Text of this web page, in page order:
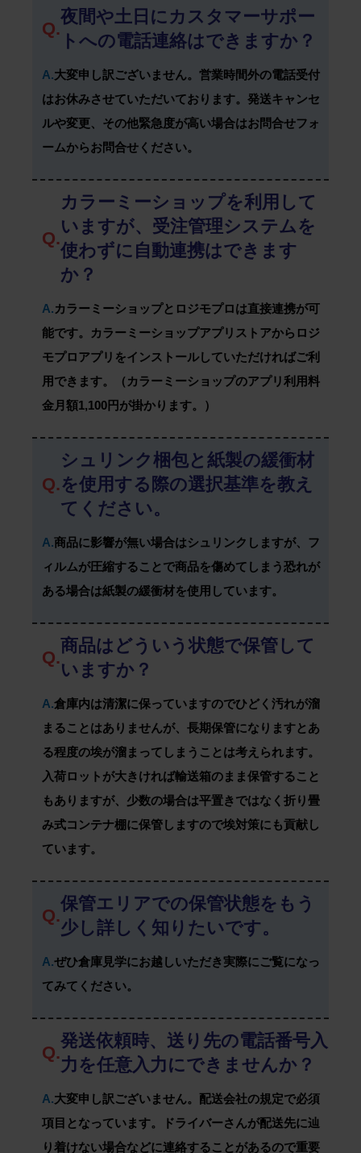
Q.
夜間や土日にカスタマーサポー
トへの電話連絡はできますか？
A.大変申し訳ございません。営業時間外の電話受付
はお休みさせていただいております。発送キャンセ
ルや変更、その他緊急度が高い場合はお問合せフォ
ームからお問合せください。
Q.
カラーミーショップを利用して
いますが、受注管理システムを
使わずに自動連携はできます
か？
A.カラーミーショップとロジモプロは直接連携が可
能です。カラーミーショップアプリストアからロジ
モプロアプリをインストールしていただければご利
用できます。（カラーミーショップのアプリ利用料
金月額1,100円が掛かります。）
Q.
シュリンク梱包と紙製の緩衝材
を使用する際の選択基準を教え
てください。
A.商品に影響が無い場合はシュリンクしますが、フ
ィルムが圧縮することで商品を傷めてしまう恐れが
ある場合は紙製の緩衝材を使用しています。
Q.
商品はどういう状態で保管して
いますか？
A.倉庫内は清潔に保っていますのでひどく汚れが溜
まることはありませんが、長期保管になりますとあ
る程度の埃が溜まってしまうことは考えられます。
入荷ロットが大きければ輸送箱のまま保管すること
もありますが、少数の場合は平置きではなく折り畳
み式コンテナ棚に保管しますので埃対策にも貢献し
ています。
Q.
保管エリアでの保管状態をもう
少し詳しく知りたいです。
A.ぜひ倉庫見学にお越しいただき実際にご覧になっ
てみてください。
Q.
発送依頼時、送り先の電話番号入
力を任意入力にできませんか？
A.大変申し訳ございません。配送会社の規定で必須
項目となっています。ドライバーさんが配送先に辿
り着けない場合などに連絡することがあるので重要